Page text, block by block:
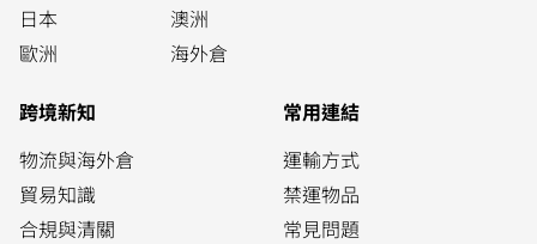
日本
歐洲
澳洲
海外倉
跨境新知
物流與海外倉
貿易知識
合規與清關
常用連結
運輸方式
禁運物品
常見問題